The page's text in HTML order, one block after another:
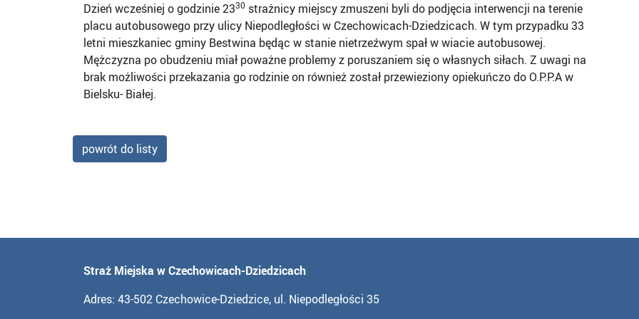
Dzień wcześniej o godzinie 2330 strażnicy miejscy zmuszeni byli do podjęcia interwencji na terenie
placu autobusowego przy ulicy Niepodległości w Czechowicach-Dziedzicach. W tym przypadku 33
letni mieszkaniec gminy Bestwina będąc w stanie nietrzeźwym spał w wiacie autobusowej.
Mężczyzna po obudzeniu miał poważne problemy z poruszaniem się o własnych siłach. Z uwagi na
brak możliwości przekazania go rodzinie on również został przewieziony opiekuńczo do O.P.P.A w
Bielsku- Białej.
powrót do listy
Straż Miejska w Czechowicach-Dziedzicach
Adres: 43-502 Czechowice-Dziedzice, ul. Niepodległości 35